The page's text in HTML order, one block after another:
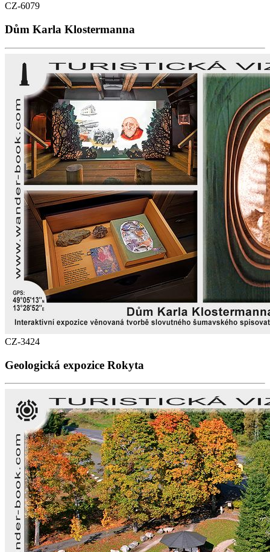
CZ-6079
Dům Karla Klostermanna
CZ-3424
Geologická expozice Rokyta